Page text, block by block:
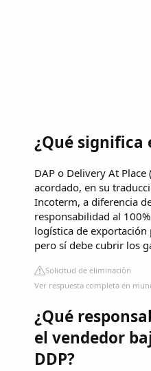
¿Qué significa
DAP o Delivery At
acordado, en su
Incoterm, a diferencia
responsabilidad al
logística de
pero sí debe cubrir los
Solicitud de eliminación
Ver respuesta completa en
¿Qué
el vendedor
DDP?